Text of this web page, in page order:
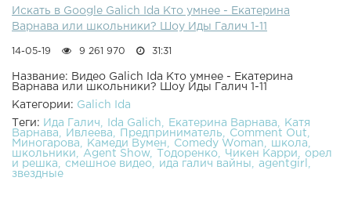
Искать в Google Galich Ida Кто умнее - Екатерина
Варнава или школьники? Шоу Иды Галич 1-11
14-05-19 9 261 970 31:31
Название: Видео Galich Ida Кто умнее - Екатерина
Варнава или школьники? Шоу Иды Галич 1-11
Категории: Galich Ida
Теги: Ида Галич Ida Galich Екатерина Варнава
Катя
Варнава
Ивлеева Предприниматель
Comment Out
Миногарова
Камеди Вумен Comedy Woman
школа
школьники
Agent Show Тодоренко Чикен Карри
орел
и решка
смешное видео ида галич вайны
agentgirl
звездные